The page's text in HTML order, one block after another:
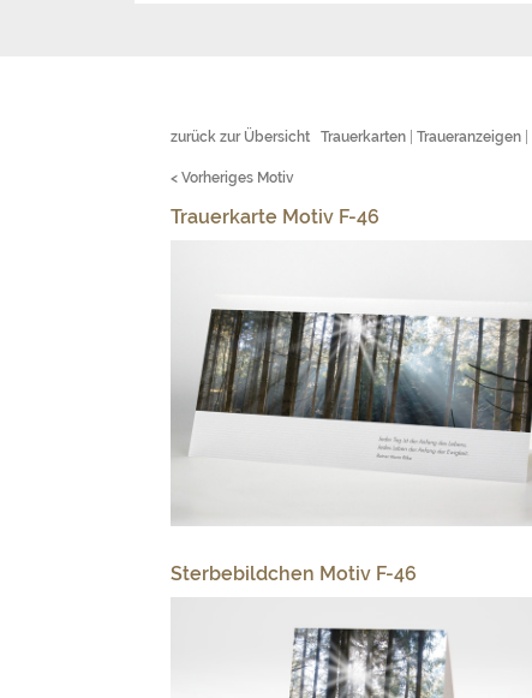
zurück zur Übersicht Trauerkarten Traueranzeigen
< Vorheriges Motiv
Trauerkarte Motiv F-46
Sterbebildchen Motiv F-46